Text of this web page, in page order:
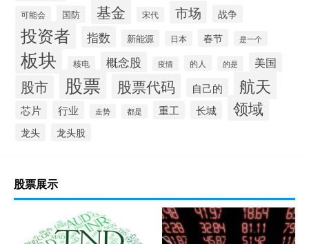
可能会 国防 基金 宋代 市场 战争
投资者 指数 新能源 日本 春节 是一个
板块 核电 概念股 疫情 的人 的是 美国
股市 股票 股票代码 自己的 航天
芯片 行业 走势 都是 重工 长城 领域
龙头 龙头股
股票展示